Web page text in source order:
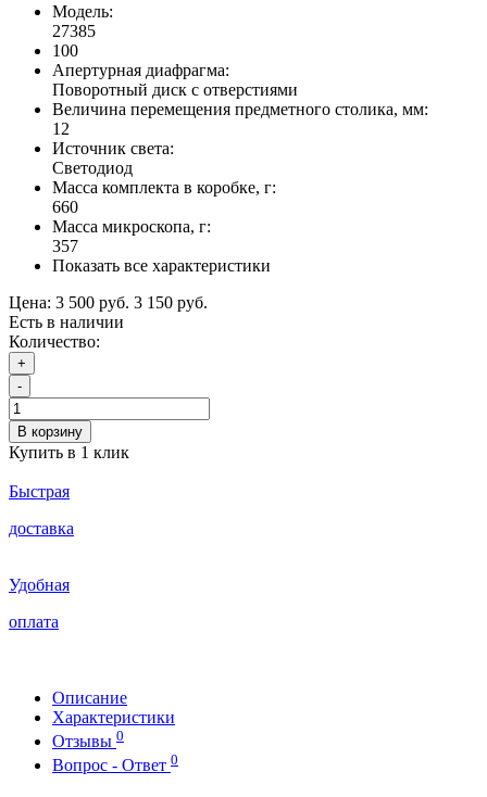
Модель:
27385
100
Апертурная диафрагма:
Поворотный диск с отверстиями
Величина перемещения предметного столика, мм:
12
Источник света:
Светодиод
Масса комплекта в коробке, г:
660
Масса микроскопа, г:
357
Показать все характеристики
Цена: 3 500 руб. 3 150 руб.
Есть в наличии
Количество:
+
-
В корзину
Купить в 1 клик
Быстрая
доставка
Удобная
оплата
Описание
Характеристики
Отзывы 0
Вопрос - Ответ 0